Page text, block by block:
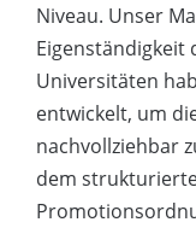
Niveau. Unser
Eigenständigkeit
Universitäten
entwickelt, um
nachvollziehbar
dem